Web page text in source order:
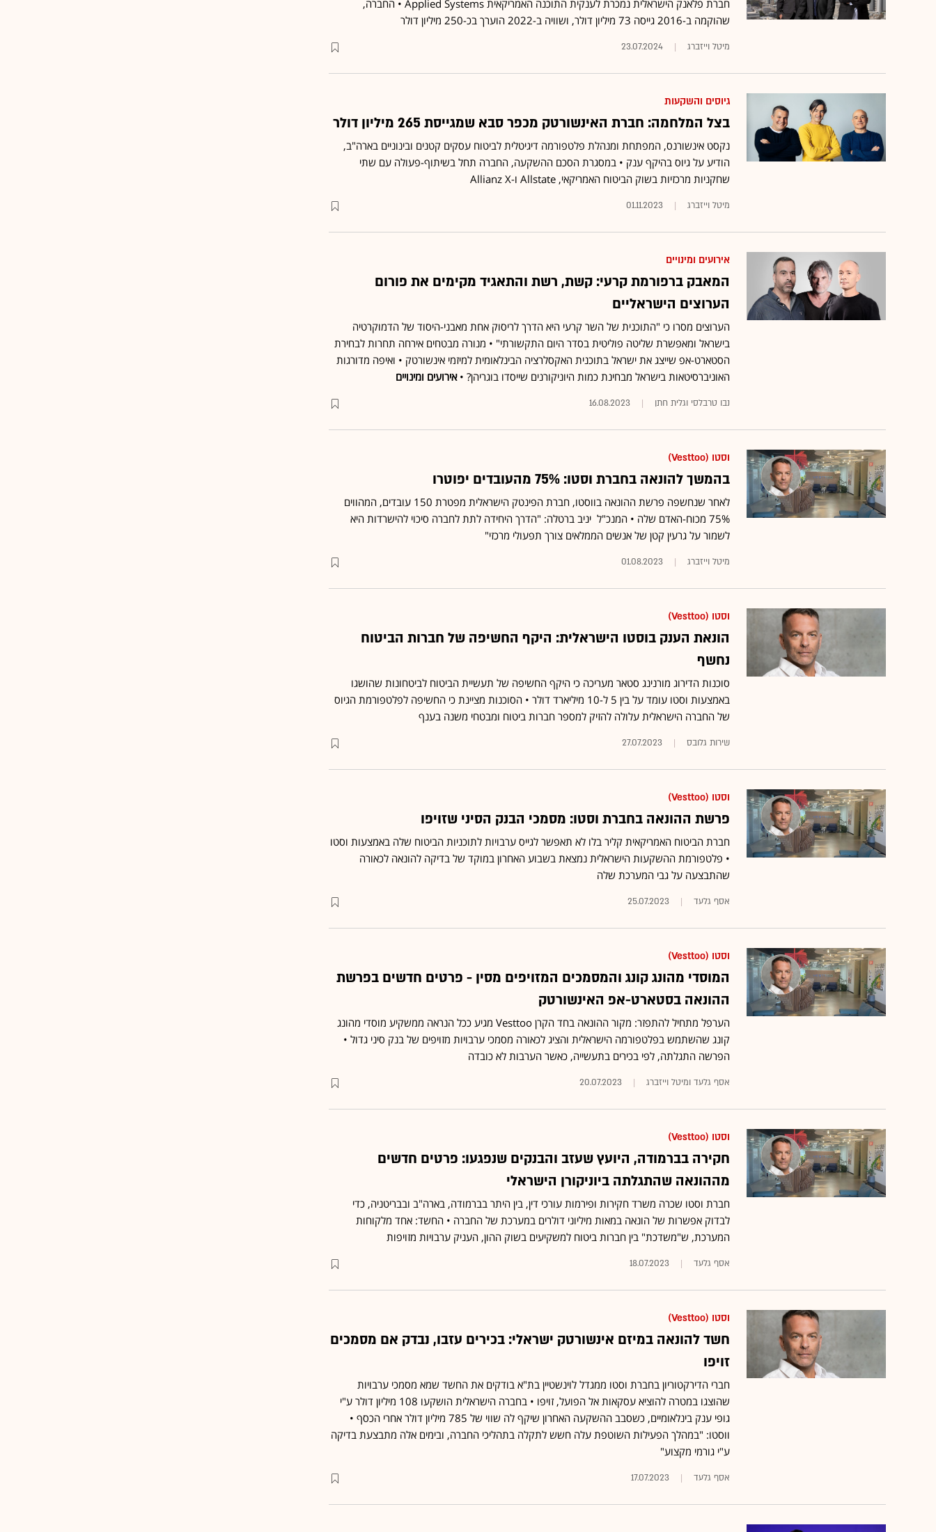
חברת פלאנק הישראלית נמכרת לענקית התוכנה האמריקאית Applied Systems • החברה,
שהוקמה ב-2016 גייסה 73 מיליון דולר, ושוויה ב-2022 הוערך בכ-250 מיליון דולר
מיטל וייזברג 23.07.2024
גיוסים והשקעות
בצל המלחמה: חברת האינשורטק מכפר סבא שמגייסת 265 מיליון דולר
נקסט אינשורנס, המפתחת ומנהלת פלטפורמה דיגיטלית לביטוח עסקים קטנים ובינוניים בארה"ב,
הודיע על גיוס בהיקף ענק • במסגרת הסכם ההשקעה, החברה תחל בשיתוף-פעולה עם שתי
שחקניות מרכזיות בשוק הביטוח האמריקאי, Allstate ו-Allianz X
מיטל וייזברג 01.11.2023
אירועים ומינויים
המאבק ברפורמת קרעי: קשת, רשת והתאגיד מקימים את פורום
הערוצים הישראליים
הערוצים מסרו כי "התוכנית של השר קרעי היא הדרך לריסוק אחת מאבני-היסוד של הדמוקרטיה
בישראל ומאפשרת שליטה פוליטית בסדר היום התקשורתי" • מנורה מבטחים אירחה תחרות לבחירת
הסטארט-אפ שייצג את ישראל בתוכנית האקסלרציה הבינלאומית למיזמי אינשורטק • ואיפה מדורגות
האוניברסיטאות בישראל מבחינת כמות היוניקורנים שייסדו בוגריהן? •אירועים ומינויים
נבו טרבלסי וגלית חתן 16.08.2023
וסטו (Vesttoo)
בהמשך להונאה בחברת וסטו: 75% מהעובדים יפוטרו
לאחר שנחשפה פרשת ההונאה בווסטו, חברת הפינטק הישראלית מפטרת 150 עובדים, המהווים
75% מכוח-האדם שלה • המנכ"ל יניב ברטלה: "הדרך היחידה לתת לחברה סיכוי להישרדות היא
לשמור על גרעין קטן של אנשים הממלאים צורך תפעולי מרכזי"
מיטל וייזברג 01.08.2023
וסטו (Vesttoo)
הונאת הענק בוסטו הישראלית: היקף החשיפה של חברות הביטוח
נחשף
סוכנות הדירוג מורנינג סטאר מעריכה כי היקף החשיפה של תעשיית הביטוח לביטחונות שהושגו
באמצעות וסטו עומד על בין 5 ל-10 מיליארד דולר • הסוכנות מציינת כי החשיפה לפלטפורמת הגיוס
של החברה הישראלית עלולה להזיק למספר חברות ביטוח ומבטחי משנה בענף
שירות גלובס 27.07.2023
וסטו (Vesttoo)
פרשת ההונאה בחברת וסטו: מסמכי הבנק הסיני שזויפו
חברת הביטוח האמריקאית קליר בלו לא תאפשר לגייס ערבויות לתוכניות הביטוח שלה באמצעות וסטו
• פלטפורמת ההשקעות הישראלית נמצאת בשבוע האחרון במוקד של בדיקה להונאה לכאורה
שהתבצעה על גבי המערכת שלה
אסף גלעד 25.07.2023
וסטו (Vesttoo)
המוסדי מהונג קונג והמסמכים המזויפים מסין - פרטים חדשים בפרשת
ההונאה בסטארט-אפ האינשורטק
הערפל מתחיל להתפזר: מקור ההונאה בחד הקרן Vesttoo מגיע ככל הנראה ממשקיע מוסדי מהונג
קונג שהשתמש בפלטפורמה הישראלית והציג לכאורה מסמכי ערבויות מזויפים של בנק סיני גדול •
הפרשה התגלתה, לפי בכירים בתעשייה, כאשר הערבות לא כובדה
אסף גלעד ומיטל וייזברג 20.07.2023
וסטו (Vesttoo)
חקירה בברמודה, היועץ שעזב והבנקים שנפגעו: פרטים חדשים
מההונאה שהתגלתה ביוניקורן הישראלי
חברת וסטו שכרה משרד חקירות ופירמות עורכי דין, בין היתר בברמודה, בארה"ב ובבריטניה, כדי
לבדוק אפשרות של הונאה במאות מיליוני דולרים במערכת של החברה • החשד: אחד מלקוחות
המערכת, ש"משדכת" בין חברות ביטוח למשקיעים בשוק ההון, העניק ערבויות מזויפות
אסף גלעד 18.07.2023
וסטו (Vesttoo)
חשד להונאה במיזם אינשורטק ישראלי: בכירים עזבו, נבדק אם מסמכים
זויפו
חברי הדירקטוריון בחברת וסטו ממגדל לוינשטיין בת"א בודקים את החשד שמא מסמכי ערבויות
שהוצגו במטרה להוציא עסקאות אל הפועל, זויפו • בחברה הישראלית הושקעו 108 מיליון דולר ע"י
גופי ענק בינלאומיים, כשסבב ההשקעה האחרון שיקף לה שווי של 785 מיליון דולר אחרי הכסף •
ווסטו: "במהלך הפעילות השוטפת עלה חשש לתקלה בתהליכי החברה, ובימים אלה מתבצעת בדיקה
ע"י גורמי מקצוע"
אסף גלעד 17.07.2023